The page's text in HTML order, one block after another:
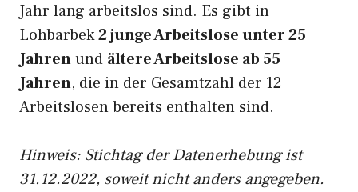
Jahr lang arbeitslos sind. Es gibt in
Lohbarbek2 junge Arbeitslose unter 25
Jahrenund ältere Arbeitslose ab 55
Jahren, die in der Gesamtzahl der 12
Arbeitslosen bereits enthalten sind.
Hinweis: Stichtag der Datenerhebung ist
31.12.2022, soweit nicht anders angegeben.